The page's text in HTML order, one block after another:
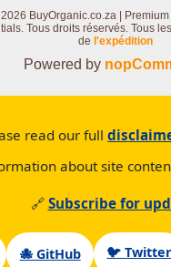
BuyOrganic.co.za |
Tous droits réservés. Tous
de l'expédition
Powered by
read our full
about site
🔗 Subscribe for
🐙 GitHub 🐦 Twitter